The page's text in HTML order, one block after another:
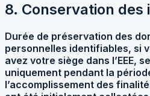
8. Conservation des
Durée de préservation des
personnelles identifiables, si
avez votre siège dans l’EEE,
uniquement pendant la
l’accomplissement des